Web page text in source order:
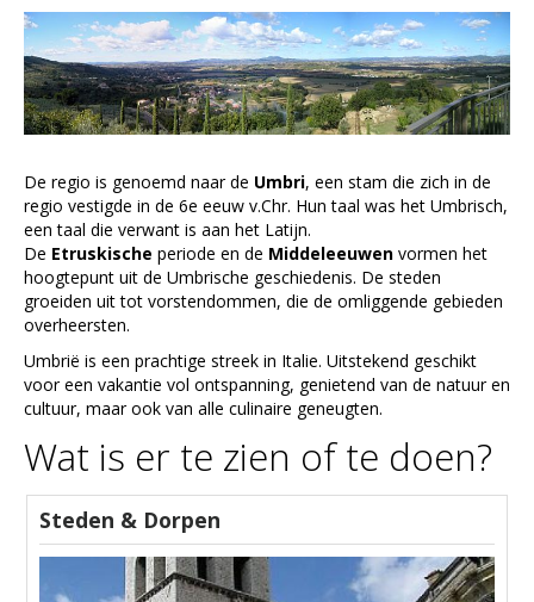
De regio is genoemd naar de Umbri, een stam die zich in de
regio vestigde in de 6e eeuw v.Chr. Hun taal was het Umbrisch,
een taal die verwant is aan het Latijn.
De Etruskische periode en de Middeleeuwen vormen het
hoogtepunt uit de Umbrische geschiedenis. De steden
groeiden uit tot vorstendommen, die de omliggende gebieden
overheersten.
Umbrië is een prachtige streek in Italie. Uitstekend geschikt
voor een vakantie vol ontspanning, genietend van de natuur en
cultuur, maar ook van alle culinaire geneugten.
Wat is er te zien of te doen?
Steden & Dorpen